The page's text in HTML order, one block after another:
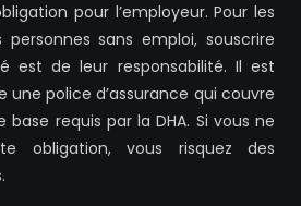
pour l’employeur. Pour les
sans emploi, souscrire
est de leur responsabilité. Il est
une police d’assurance qui couvre
base requis par la DHA. Si vous ne
obligation, vous risquez des